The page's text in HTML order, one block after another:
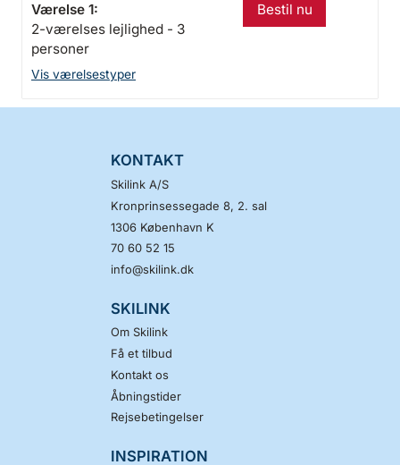
Værelse 1:
2-værelses lejlighed - 3
personer
Vis værelsestyper
Bestil nu
KONTAKT
Skilink A/S
Kronprinsessegade 8, 2. sal
1306 København K
70 60 52 15
info@skilink.dk
SKILINK
Om Skilink
Få et tilbud
Kontakt os
Åbningstider
Rejsebetingelser
INSPIRATION